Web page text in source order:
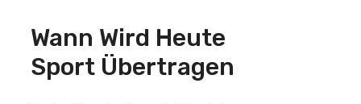
Wann Wird Heute
Sport Übertragen